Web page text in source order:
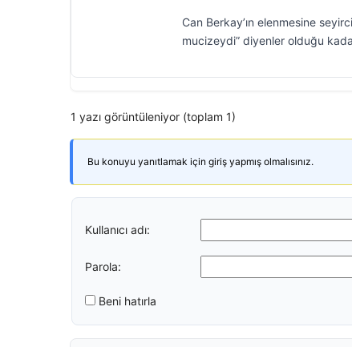
Can Berkay’ın elenmesine
mucizeydi” diyenler olduğu
1 yazı görüntüleniyor (toplam 1)
Bu konuyu yanıtlamak için giriş yapmış olmalısınız.
Kullanıcı adı:
Parola:
Beni hatırla